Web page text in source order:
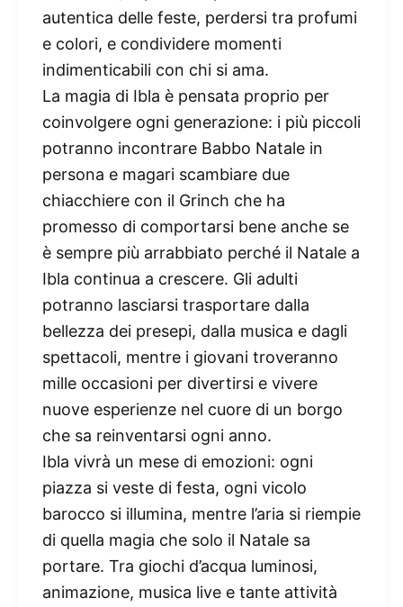
autentica delle feste, perdersi tra profumi
e colori, e condividere momenti
indimenticabili con chi si ama.
La magia di Ibla è pensata proprio per
coinvolgere ogni generazione: i più piccoli
potranno incontrare Babbo Natale in
persona e magari scambiare due
chiacchiere con il Grinch che ha
promesso di comportarsi bene anche se
è sempre più arrabbiato perché il Natale a
Ibla continua a crescere. Gli adulti
potranno lasciarsi trasportare dalla
bellezza dei presepi, dalla musica e dagli
spettacoli, mentre i giovani troveranno
mille occasioni per divertirsi e vivere
nuove esperienze nel cuore di un borgo
che sa reinventarsi ogni anno.
Ibla vivrà un mese di emozioni: ogni
piazza si veste di festa, ogni vicolo
barocco si illumina, mentre l’aria si riempie
di quella magia che solo il Natale sa
portare. Tra giochi d’acqua luminosi,
animazione, musica live e tante attività